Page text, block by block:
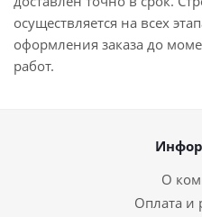
осуществляется на всех
оформления заказа до
работ.
О
Оплата и